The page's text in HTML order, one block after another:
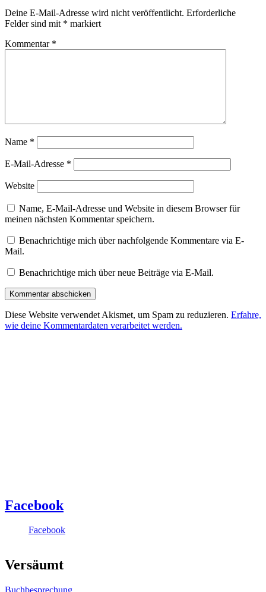
Deine E-Mail-Adresse wird nicht veröffentlicht. Erforderliche
Felder sind mit * markiert
Kommentar *
Name *
E-Mail-Adresse *
Website
Name, E-Mail-Adresse und Website in diesem Browser für
meinen nächsten Kommentar speichern.
Benachrichtige mich über nachfolgende Kommentare via E-
Mail.
Benachrichtige mich über neue Beiträge via E-Mail.
Diese Website verwendet Akismet, um Spam zu reduzieren. Erfahre,
wie deine Kommentardaten verarbeitet werden.
Facebook
Facebook
Versäumt